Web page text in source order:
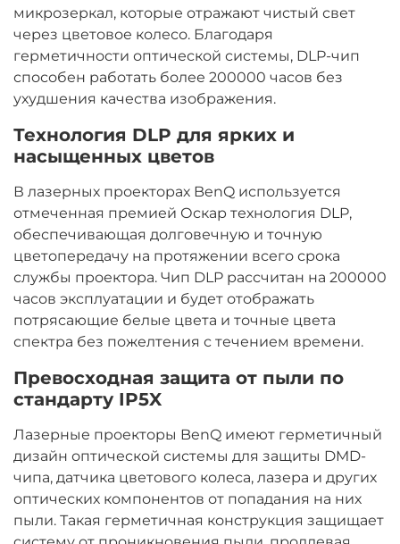
микрозеркал, которые отражают чистый свет
через цветовое колесо. Благодаря
герметичности оптической системы, DLP-чип
способен работать более 200000 часов без
ухудшения качества изображения.
Технология DLP для ярких и
насыщенных цветов
В лазерных проекторах BenQ используется
отмеченная премией Оскар технология DLP,
обеспечивающая долговечную и точную
цветопередачу на протяжении всего срока
службы проектора. Чип DLP рассчитан на 200000
часов эксплуатации и будет отображать
потрясающие белые цвета и точные цвета
спектра без пожелтения с течением времени.
Превосходная защита от пыли по
стандарту IP5X
Лазерные проекторы BenQ имеют герметичный
дизайн оптической системы для защиты DMD-
чипа, датчика цветового колеса, лазера и других
оптических компонентов от попадания на них
пыли. Такая герметичная конструкция защищает